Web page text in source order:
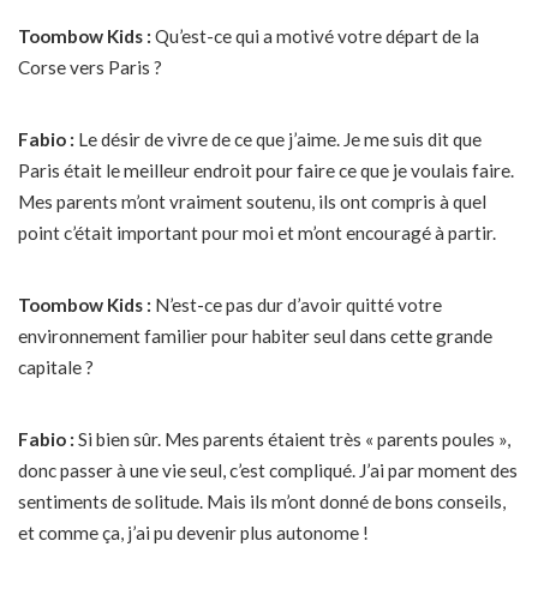
Toombow Kids : Qu’est-ce qui a motivé votre départ de la
Corse vers Paris ?
Fabio : Le désir de vivre de ce que j’aime. Je me suis dit que
Paris était le meilleur endroit pour faire ce que je voulais faire.
Mes parents m’ont vraiment soutenu, ils ont compris à quel
point c’était important pour moi et m’ont encouragé à partir.
Toombow Kids : N’est-ce pas dur d’avoir quitté votre
environnement familier pour habiter seul dans cette grande
capitale ?
Fabio : Si bien sûr. Mes parents étaient très « parents poules »,
donc passer à une vie seul, c’est compliqué. J’ai par moment des
sentiments de solitude. Mais ils m’ont donné de bons conseils,
et comme ça, j’ai pu devenir plus autonome !